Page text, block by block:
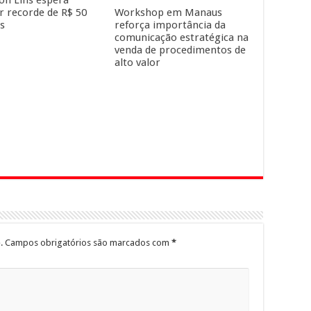
recorde de R$ 50
Workshop em Manaus
reforça importância da
comunicação estratégica na
venda de procedimentos de
alto valor
Campos obrigatórios são marcados com *